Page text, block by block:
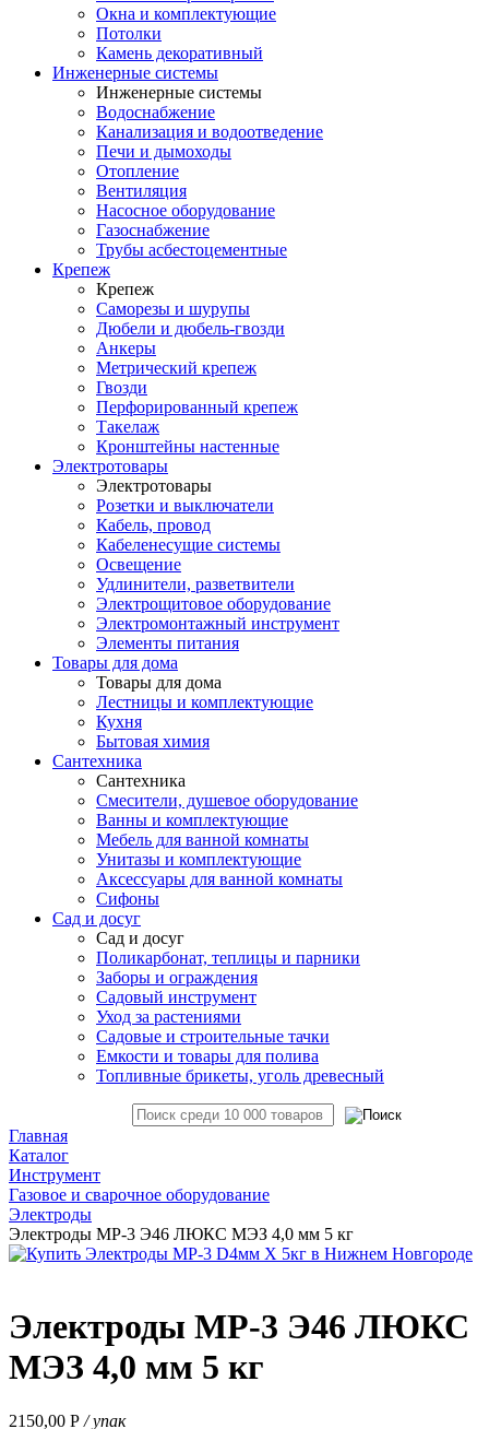
Окна и комплектующие
Потолки
Камень декоративный
Инженерные системы
Инженерные системы
Водоснабжение
Канализация и водоотведение
Печи и дымоходы
Отопление
Вентиляция
Насосное оборудование
Газоснабжение
Трубы асбестоцементные
Крепеж
Крепеж
Саморезы и шурупы
Дюбели и дюбель-гвозди
Анкеры
Метрический крепеж
Гвозди
Перфорированный крепеж
Такелаж
Кронштейны настенные
Электротовары
Электротовары
Розетки и выключатели
Кабель, провод
Кабеленесущие системы
Освещение
Удлинители, разветвители
Электрощитовое оборудование
Электромонтажный инструмент
Элементы питания
Товары для дома
Товары для дома
Лестницы и комплектующие
Кухня
Бытовая химия
Сантехника
Сантехника
Смесители, душевое оборудование
Ванны и комплектующие
Мебель для ванной комнаты
Унитазы и комплектующие
Аксессуары для ванной комнаты
Сифоны
Сад и досуг
Сад и досуг
Поликарбонат, теплицы и парники
Заборы и ограждения
Садовый инструмент
Уход за растениями
Садовые и строительные тачки
Емкости и товары для полива
Топливные брикеты, уголь древесный
Главная
Каталог
Инструмент
Газовое и сварочное оборудование
Электроды
Электроды МР-3 Э46 ЛЮКС МЭЗ 4,0 мм 5 кг
Электроды МР-3 Э46 ЛЮКС
МЭЗ 4,0 мм 5 кг
2150,00 Р / упак